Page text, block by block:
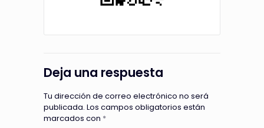
Deja una respuesta
Tu dirección de correo electrónico no será
publicada. Los campos obligatorios están
marcados con *